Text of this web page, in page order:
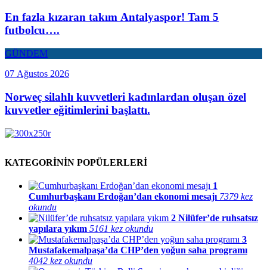
En fazla kızaran takım Antalyaspor! Tam 5
futbolcu….
GÜNDEM
07 Ağustos 2026
Norweç silahlı kuvvetleri kadınlardan oluşan özel
kuvvetler eğitimlerini başlattı.
KATEGORİNİN POPÜLERLERİ
1
Cumhurbaşkanı Erdoğan’dan ekonomi mesajı 7379 kez
okundu
2 Nilüfer’de ruhsatsız
yapılara yıkım 5161 kez okundu
3
Mustafakemalpaşa’da CHP’den yoğun saha programı
4042 kez okundu